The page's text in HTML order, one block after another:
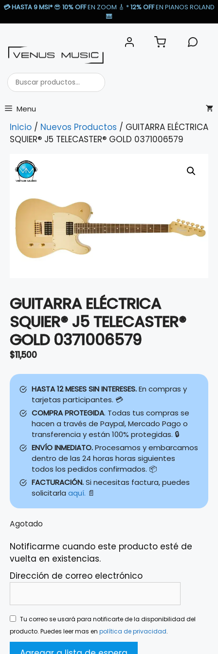
Saltar
💳HASTA 9 MSI* 😎 10% OFFEN ZOOM 🎸​ *12% OFFEN PIANOS ROLAND
🎹​
Buscar
productos...
Menu
Inicio / Nuevos Productos / GUITARRA ELÉCTRICA
SQUIER® J5 TELECASTER® GOLD 0371006579
GUITARRA ELÉCTRICA
SQUIER® J5 TELECASTER®
GOLD 0371006579
$11,500
HASTA 12 MESES SIN INTERESES.En compras y
tarjetas participantes. 💳
COMPRA PROTEGIDA. Todas tus compras se
hacen a través de Paypal, Mercado Pago o
transferencia y están 100% protegidas. 🔒
ENVÍO INMEDIATO.Procesamos y embarcamos
dentro de las 24 horas horas siguientes
todos los pedidos confirmados. 📦
FACTURACIÓN.Si necesitas factura, puedes
solicitarla aquí. 📄
Agotado
Notificarme cuando este producto esté de
vuelta en existencias.
Dirección de correo electrónico
Tu correo se usará para notificarte de la disponibilidad del
producto. Puedes leer mas en política de privacidad.